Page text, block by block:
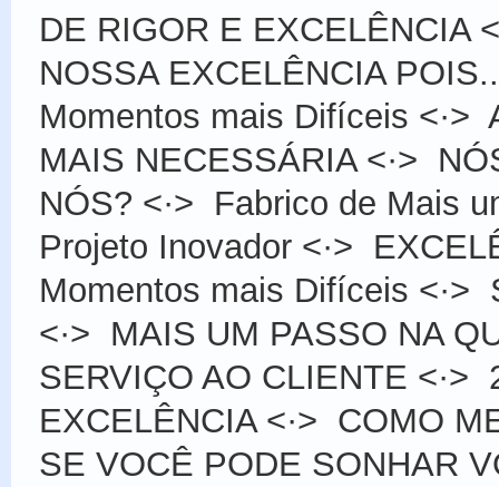
DE RIGOR E EXCELÊNCIA
NOSSA EXCELÊNCIA
Momentos mais Difíceis <·>
MAIS NECESSÁRIA<·>
NÓS? <·> Fabrico de Mais
Projeto Inovador <·>
Momentos mais Difíceis <·>
<·> MAIS UM PASSO NA
SERVIÇO AO CLIENTE <·>
EXCELÊNCIA <·> COMO
SE VOCÊ PODE SONHAR